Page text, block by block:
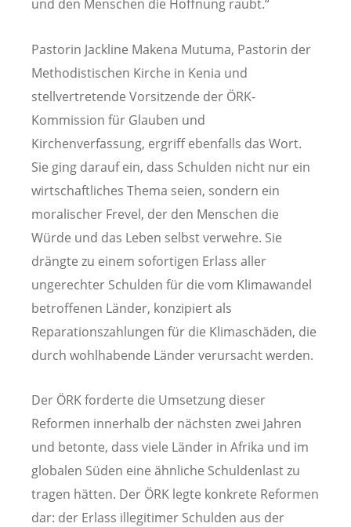
und den Menschen die Hoffnung raubt.“
Pastorin Jackline Makena Mutuma, Pastorin der
Methodistischen Kirche in Kenia und
stellvertretende Vorsitzende der ÖRK-
Kommission für Glauben und
Kirchenverfassung, ergriff ebenfalls das Wort.
Sie ging darauf ein, dass Schulden nicht nur ein
wirtschaftliches Thema seien, sondern ein
moralischer Frevel, der den Menschen die
Würde und das Leben selbst verwehre. Sie
drängte zu einem sofortigen Erlass aller
ungerechter Schulden für die vom Klimawandel
betroffenen Länder, konzipiert als
Reparationszahlungen für die Klimaschäden, die
durch wohlhabende Länder verursacht werden.
Der ÖRK forderte die Umsetzung dieser
Reformen innerhalb der nächsten zwei Jahren
und betonte, dass viele Länder in Afrika und im
globalen Süden eine ähnliche Schuldenlast zu
tragen hätten. Der ÖRK legte konkrete Reformen
dar: der Erlass illegitimer Schulden aus der